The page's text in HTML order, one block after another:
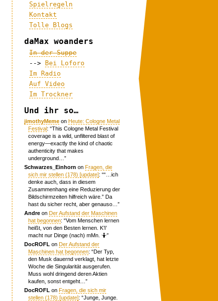
Spielregeln
Kontakt
Tolle Blogs
daMax woanders
In der Suppe
-->
Bei Loforo
Im Radio
Auf Video
Im Trockner
Und ihr so…
jimothyMeme onHeute: Cologne Metal
Festival: “This Cologne Metal Festival
coverage is a wild, unfiltered blast of
energy—exactly the kind of chaotic
authenticity that makes
underground… ”
Schwarzes_Einhorn onFragen, die
sich mir stellen (178) [update]: ““…ich
denke auch, dass in diesem
Zusammenhang eine Reduzierung der
Bildschirmzeiten hilfreich wäre.” Da
hast du sicher recht, aber genauso… ”
Andre onDer Aufstand der Maschinen
hat begonnen: “Vom Menschen lernen
heißt, von den Besten lernen. K’I’
macht nur Dinge (nach) mMn. 🤷”
DocROFL onDer Aufstand der
Maschinen hat begonnen: “Der Typ,
den Musk dauernd verklagt, hat letzte
Woche die Singularität ausgerufen.
Muss wohl dringend deren Aktien
kaufen, sonst entgeht… ”
DocROFL onFragen, die sich mir
stellen (178) [update]: “Junge, Junge.